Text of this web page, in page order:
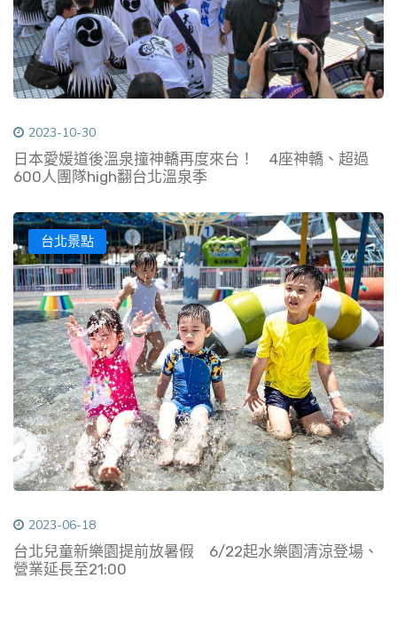
2023-10-30
日本愛媛道後溫泉撞神轎再度來台！ 4座神轎、超過
600人團隊high翻台北溫泉季
台北景點
2023-06-18
台北兒童新樂園提前放暑假 6/22起水樂園清涼登場、
營業延長至21:00